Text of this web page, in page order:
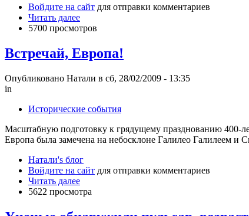
Войдите на сайт для отправки комментариев
Читать далее
5700 просмотров
Встречай, Европа!
Опубликовано Натали в сб, 28/02/2009 - 13:35
in
Исторические события
Масштабную подготовку к грядущему празднованию 400-
Европа была замечена на небосклоне Галилео Галилеем
Натали's блог
Войдите на сайт для отправки комментариев
Читать далее
5622 просмотра